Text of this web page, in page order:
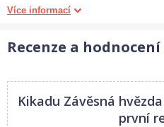
Kikadu jsou vyrobeny z
přírodním výplním, které mají při
na Srí Lance za férových
zaměstnance.
Více informací
Recenze a hodnocení
Kikadu Závěsná
první